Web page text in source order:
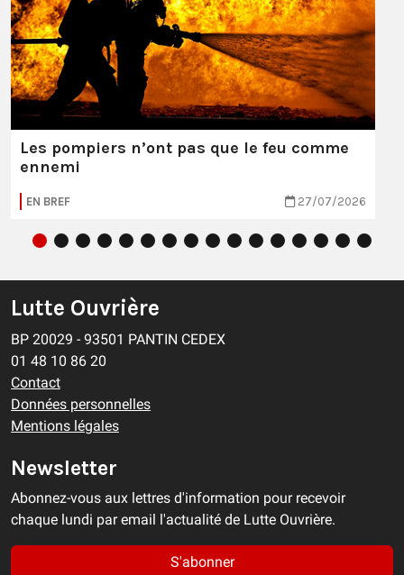
Les pompiers n’ont pas que le feu comme
ennemi
EN BREF 27/07/2026
Lutte Ouvrière
BP 20029 - 93501 PANTIN CEDEX
01 48 10 86 20
Contact
Données personnelles
Mentions légales
Newsletter
Abonnez-vous aux lettres d'information pour recevoir
chaque lundi par email l'actualité de Lutte Ouvrière.
S'abonner